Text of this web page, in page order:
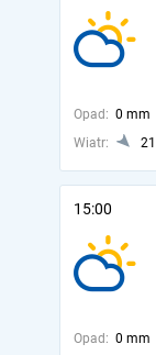
Opad: 0 mm
Wiatr:
15:00
Opad: 0 mm